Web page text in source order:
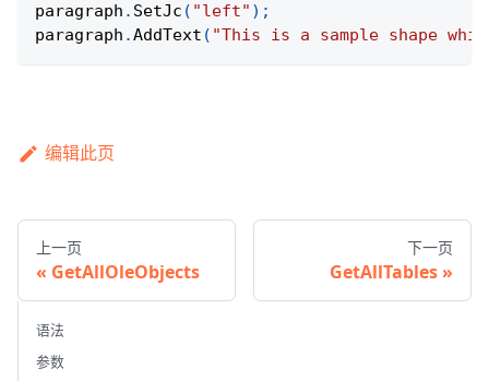
paragraph . SetJc ( "left" ) ;
paragraph .AddText ( "This is a sample shape
编辑此页
上一页
GetAllOleObjects
下一页
GetAllTables
语法
参数